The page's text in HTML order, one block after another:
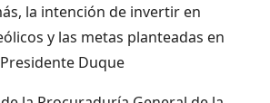
la intención de invertir en
y las metas planteadas en
Duque